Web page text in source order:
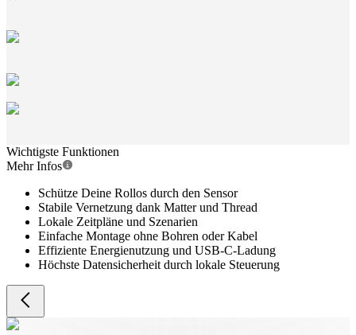
Wichtigste Funktionen
Mehr Infos
Schütze Deine Rollos durch den Sensor
Stabile Vernetzung dank Matter und Thread
Lokale Zeitpläne und Szenarien
Einfache Montage ohne Bohren oder Kabel
Effiziente Energienutzung und USB-C-Ladung
Höchste Datensicherheit durch lokale Steuerung